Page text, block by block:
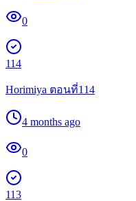
0
114
Horimiya ตอนที่114
4 months ago
0
113